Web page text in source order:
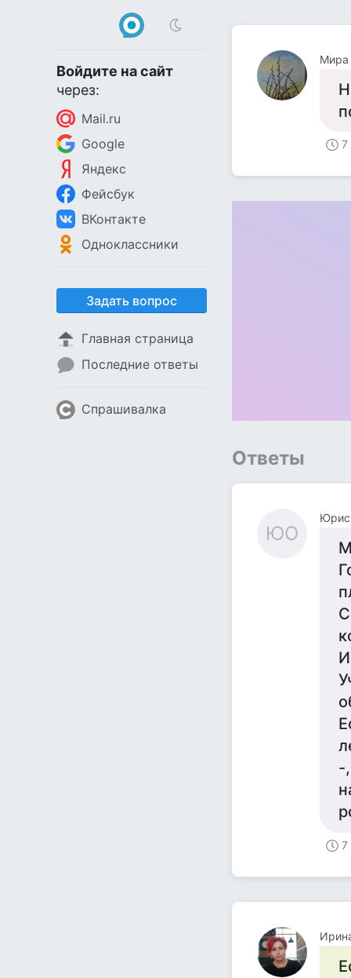
Войдите на сайт
через:
Mail.ru
Google
Яндекс
Фейсбук
ВКонтакте
Одноклассники
Задать вопрос
Главная страница
Последние ответы
Спрашивалка
Мира
7
Ответы
ЮО
-
7